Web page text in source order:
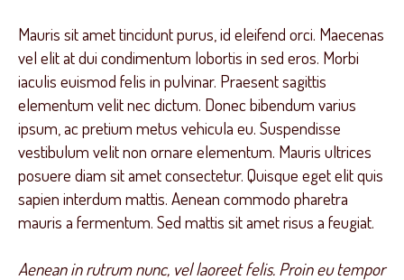
Mauris sit amet tincidunt purus, id eleifend orci. Maecenas
vel elit at dui condimentum lobortis in sed eros. Morbi
iaculis euismod felis in pulvinar. Praesent sagittis
elementum velit nec dictum. Donec bibendum varius
ipsum, ac pretium metus vehicula eu. Suspendisse
vestibulum velit non ornare elementum. Mauris ultrices
posuere diam sit amet consectetur. Quisque eget elit quis
sapien interdum mattis. Aenean commodo pharetra
mauris a fermentum. Sed mattis sit amet risus a feugiat.
Aenean in rutrum nunc, vel laoreet felis. Proin eu tempor